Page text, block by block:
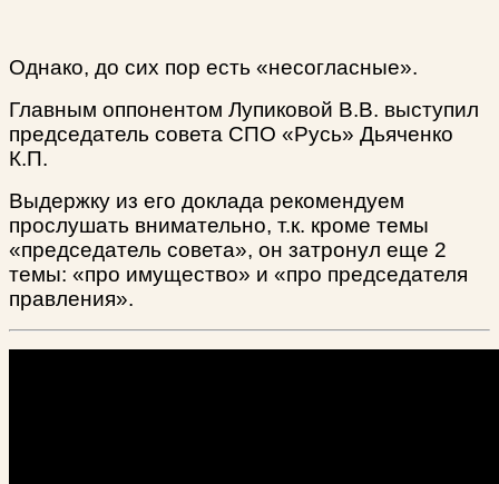
Однако, до сих пор есть «несогласные».
Главным оппонентом Лупиковой В.В. выступил
председатель совета СПО «Русь» Дьяченко
К.П.
Выдержку из его доклада рекомендуем
прослушать внимательно, т.к. кроме темы
«председатель совета», он затронул еще 2
темы: «про имущество» и «про председателя
правления».